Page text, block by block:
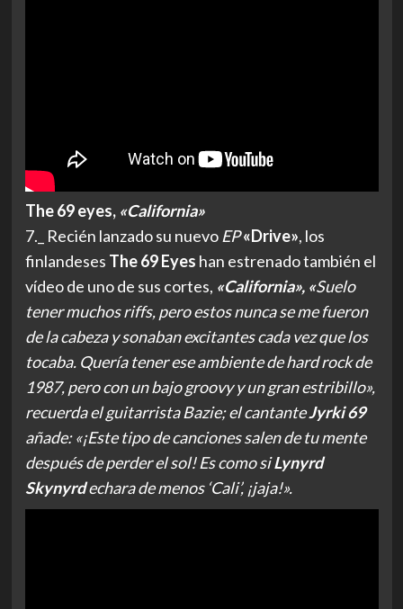
The 69 eyes, «California»
7._ Recién lanzado su nuevo EP «Drive», los
finlandeses The 69 Eyes han estrenado también el
vídeo de uno de sus cortes, «California», «Suelo
tener muchos riffs, pero estos nunca se me fueron
de la cabeza y sonaban excitantes cada vez que los
tocaba. Quería tener ese ambiente de hard rock de
1987, pero con un bajo groovy y un gran estribillo»,
recuerda el guitarrista Bazie; el cantanteJyrki 69
añade: «¡Este tipo de canciones salen de tu mente
después de perder el sol! Es como siLynyrd
Skynyrdechara de menos ‘Cali’, ¡jaja!».